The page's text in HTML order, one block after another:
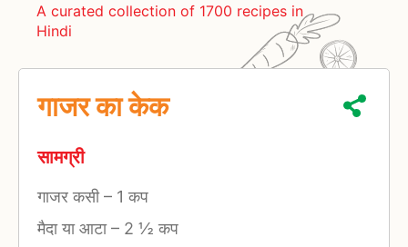
A curated collection of 1700 recipes in
Hindi
गाजर का केक
सामग्री
गाजर कसी– 1 कप
मैदा या आटा– 2 ½ कप